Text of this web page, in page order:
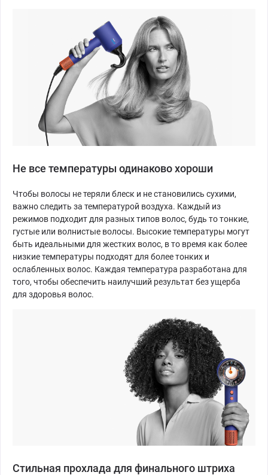
Не все температуры одинаково хороши
Чтобы волосы не теряли блеск и не становились сухими,
важно следить за температурой воздуха. Каждый из
режимов подходит для разных типов волос, будь то тонкие,
густые или волнистые волосы. Высокие температуры могут
быть идеальными для жестких волос, в то время как более
низкие температуры подходят для более тонких и
ослабленных волос. Каждая температура разработана для
того, чтобы обеспечить наилучший результат без ущерба
для здоровья волос.
Стильная прохлада для финального штриха